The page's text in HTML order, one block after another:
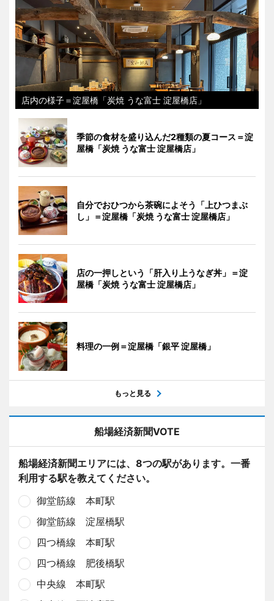
店内の様子＝淀屋橋「炭焼 うな富士 淀屋橋店」
季節の食材を盛り込んだ2種類の夏コース＝淀
屋橋「炭焼 うな富士 淀屋橋店」
自分でおひつから茶碗によそう「上ひつまぶ
し」＝淀屋橋「炭焼 うな富士 淀屋橋店」
店の一押しという「肝入り上うなぎ丼」＝淀
屋橋「炭焼 うな富士 淀屋橋店」
料理の一例＝淀屋橋「銀平 淀屋橋」
もっと見る
船場経済新聞VOTE
船場経済新聞エリアには、8つの駅があります。一番
利用する駅を教えてください。
御堂筋線 本町駅
御堂筋線 淀屋橋駅
四つ橋線 本町駅
四つ橋線 肥後橋駅
中央線 本町駅